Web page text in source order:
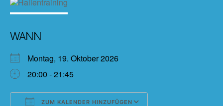
WANN
Montag, 19. Oktober 2026
20:00 - 21:45
ZUM KALENDER HINZUFÜGEN